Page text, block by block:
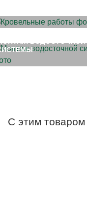
ВОДОСТОЧНОЙ
С этим товаром